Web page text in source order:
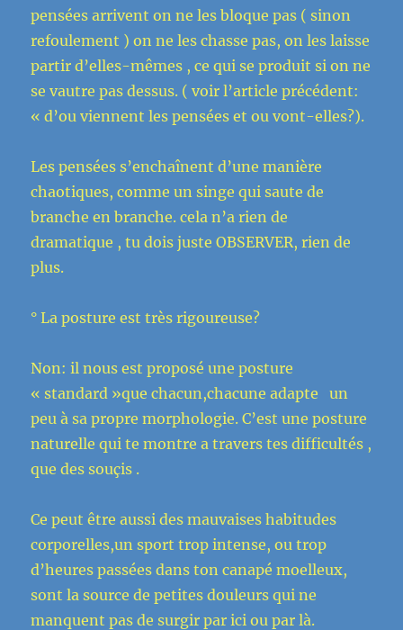
pensées arrivent on ne les bloque pas ( sinon
refoulement ) on ne les chasse pas, on les laisse
partir d’elles-mêmes , ce qui se produit si on ne
se vautre pas dessus. ( voir l’article précédent:
« d’ou viennent les pensées et ou vont-elles?).
Les pensées s’enchaînent d’une manière
chaotiques, comme un singe qui saute de
branche en branche. cela n’a rien de
dramatique , tu dois juste OBSERVER, rien de
plus.
° La posture est très rigoureuse?
Non: il nous est proposé une posture
« standard »que chacun,chacune adapte un
peu à sa propre morphologie. C’est une posture
naturelle qui te montre a travers tes difficultés ,
que des souçis .
Ce peut être aussi des mauvaises habitudes
corporelles,un sport trop intense, ou trop
d’heures passées dans ton canapé moelleux,
sont la source de petites douleurs qui ne
manquent pas de surgir par ici ou par là.